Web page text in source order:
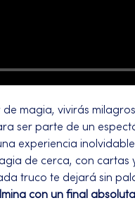
de magia, vivirás
ser parte de un
experiencia
de cerca, con
truco te dejará sin
con un final